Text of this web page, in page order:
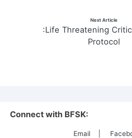
Next Article
:Life Threatening
Protocol
Connect with BFSK:
Email|